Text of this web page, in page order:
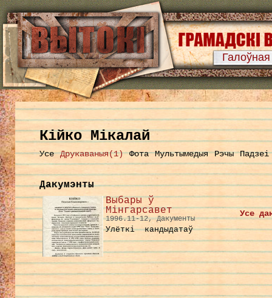
Галоўная
Кійко Мікалай
Усе Друкаваныя(1) Фота Мультымедыя Рэчы Падзеі
Дакумэнты
Выбары ў
Мінгарсавет
1996.11-12, Дакументы
Улёткі кандыдатаў
Усе